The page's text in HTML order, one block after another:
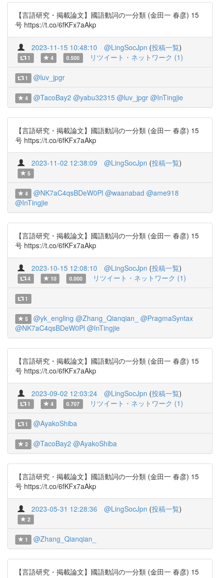
【言語研究・掲載論文】國語動詞の一分類 (金田一 春彦) 15
号 https://t.co/6fKFx7aAkp
2023-11-15 10:48:10 @LingSocJpn (投稿一覧)
1 4 0.500 リツイート・ネットワーク (1)
1 @luv_jpgr
4 @TacoBay2 @yabu32315 @luv_jpgr @InTingjie
【言語研究・掲載論文】國語動詞の一分類 (金田一 春彦) 15
号 https://t.co/6fKFx7aAkp
2023-11-02 12:38:09 @LingSocJpn (投稿一覧)
5
4 @NK7aC4qsBDeW0Pl @waanabad @ame918
@InTingjie
【言語研究・掲載論文】國語動詞の一分類 (金田一 春彦) 15
号 https://t.co/6fKFx7aAkp
2023-10-15 12:08:10 @LingSocJpn (投稿一覧)
4 10 0.000 リツイート・ネットワーク (1)
1
5 @yk_engling @Zhang_Qianqian_
@PragmaSyntax
@NK7aC4qsBDeW0Pl @InTingjie
【言語研究・掲載論文】國語動詞の一分類 (金田一 春彦) 15
号 https://t.co/6fKFx7aAkp
2023-09-02 12:03:24 @LingSocJpn (投稿一覧)
1 4 0.707 リツイート・ネットワーク (1)
1 @AyakoShiba
2 @TacoBay2 @AyakoShiba
【言語研究・掲載論文】國語動詞の一分類 (金田一 春彦) 15
号 https://t.co/6fKFx7aAkp
2023-05-31 12:28:36 @LingSocJpn (投稿一覧)
2
1 @Zhang_Qianqian_
【言語研究・掲載論文】國語動詞の一分類 (金田一 春彦) 15